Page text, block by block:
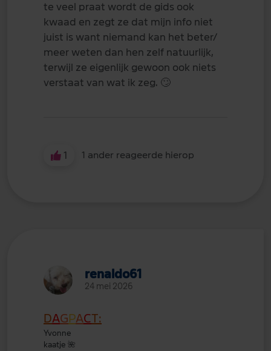
te veel praat wordt de gids ook
kwaad en zegt ze dat mijn info niet
juist is want niemand kan het beter/
meer weten dan hen zelf natuurlijk,
terwijl ze eigenlijk gewoon ook niets
verstaat van wat ik zeg. 🙄
1 1 ander reageerde hierop
renaldo61
24 mei 2026
DAG PACT:
Yvonne
kaatje 🌺